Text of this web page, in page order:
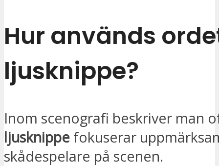
Hur används
ljusknippe?
Inom scenografi beskriver man
ljusknippe fokuserar
skådespelare på scenen.